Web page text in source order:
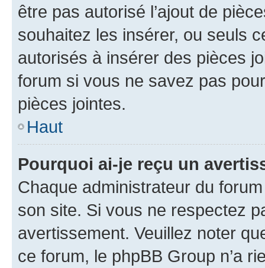
être pas autorisé l’ajout de
souhaitez les insérer, ou seuls
autorisés à insérer des pièces
forum si vous ne savez pas
pièces jointes.
Haut
Pourquoi ai-je reçu un
Chaque administrateur du
son site. Si vous ne respectez
avertissement. Veuillez noter
ce forum, le phpBB Group n’a